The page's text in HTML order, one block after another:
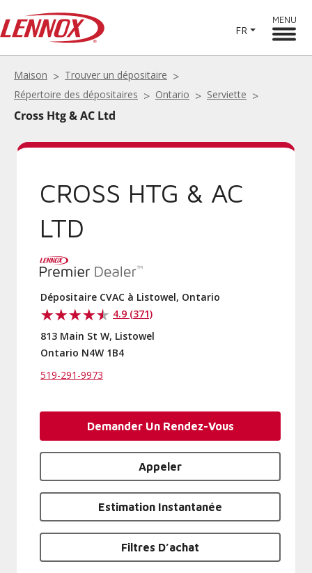
FR
MENU
Maison
Trouver un dépositaire
Répertoire des dépositaires
Ontario Serviette
Cross Htg & AC Ltd
CROSS HTG & AC
LTD
Dépositaire CVAC à Listowel, Ontario
4.9 (371)
813 Main St W, Listowel
Ontario N4W 1B4
519-291-9973
Demander Un Rendez-Vous
Appeler
Estimation Instantanée
Filtres D’achat